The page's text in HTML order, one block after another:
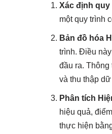
Xác định
một quy trình
Bản đồ hóa
trình. Điều
đầu ra.
và thu thập
Phân tích
hiệu quả,
thực hiện